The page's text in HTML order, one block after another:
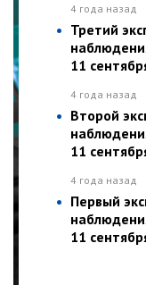
4 года назад
Третий
11
4 года назад
Второй
11
4 года назад
Первый
11